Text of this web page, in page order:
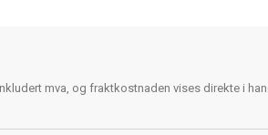
mva, og fraktkostnaden vises direkte i